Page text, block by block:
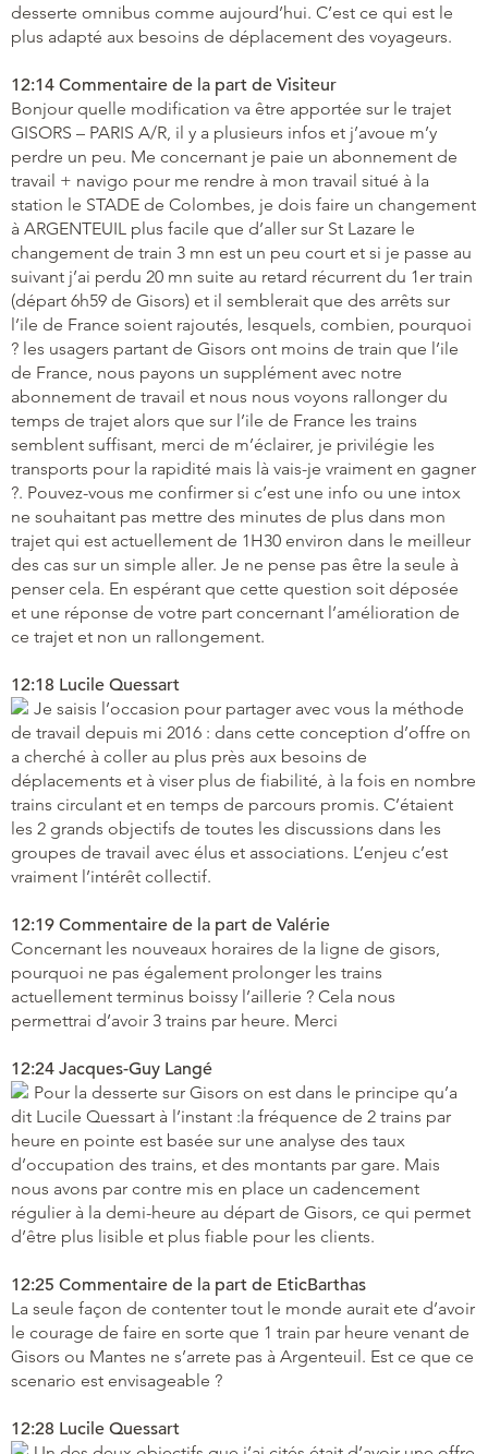
desserte omnibus comme aujourd’hui. C’est ce qui est le
plus adapté aux besoins de déplacement des voyageurs.
12:14 Commentaire de la part de Visiteur
Bonjour quelle modification va être apportée sur le trajet
GISORS – PARIS A/R, il y a plusieurs infos et j’avoue m’y
perdre un peu. Me concernant je paie un abonnement de
travail + navigo pour me rendre à mon travail situé à la
station le STADE de Colombes, je dois faire un changement
à ARGENTEUIL plus facile que d’aller sur St Lazare le
changement de train 3 mn est un peu court et si je passe au
suivant j’ai perdu 20 mn suite au retard récurrent du 1er train
(départ 6h59 de Gisors) et il semblerait que des arrêts sur
l’ile de France soient rajoutés, lesquels, combien, pourquoi
? les usagers partant de Gisors ont moins de train que l’ile
de France, nous payons un supplément avec notre
abonnement de travail et nous nous voyons rallonger du
temps de trajet alors que sur l’ile de France les trains
semblent suffisant, merci de m’éclairer, je privilégie les
transports pour la rapidité mais là vais-je vraiment en gagner
?. Pouvez-vous me confirmer si c’est une info ou une intox
ne souhaitant pas mettre des minutes de plus dans mon
trajet qui est actuellement de 1H30 environ dans le meilleur
des cas sur un simple aller. Je ne pense pas être la seule à
penser cela. En espérant que cette question soit déposée
et une réponse de votre part concernant l’amélioration de
ce trajet et non un rallongement.
12:18 Lucile Quessart
Je saisis l’occasion pour partager avec vous la méthode
de travail depuis mi 2016 : dans cette conception d’offre on
a cherché à coller au plus près aux besoins de
déplacements et à viser plus de fiabilité, à la fois en nombre
trains circulant et en temps de parcours promis. C’étaient
les 2 grands objectifs de toutes les discussions dans les
groupes de travail avec élus et associations. L’enjeu c’est
vraiment l’intérêt collectif.
12:19 Commentaire de la part de Valérie
Concernant les nouveaux horaires de la ligne de gisors,
pourquoi ne pas également prolonger les trains
actuellement terminus boissy l’aillerie ? Cela nous
permettrai d’avoir 3 trains par heure. Merci
12:24 Jacques-Guy Langé
Pour la desserte sur Gisors on est dans le principe qu’a
dit Lucile Quessart à l’instant :la fréquence de 2 trains par
heure en pointe est basée sur une analyse des taux
d’occupation des trains, et des montants par gare. Mais
nous avons par contre mis en place un cadencement
régulier à la demi-heure au départ de Gisors, ce qui permet
d’être plus lisible et plus fiable pour les clients.
12:25 Commentaire de la part de EticBarthas
La seule façon de contenter tout le monde aurait ete d’avoir
le courage de faire en sorte que 1 train par heure venant de
Gisors ou Mantes ne s’arrete pas à Argenteuil. Est ce que ce
scenario est envisageable ?
12:28 Lucile Quessart